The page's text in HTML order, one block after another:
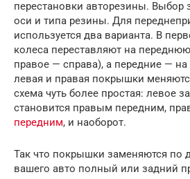
перестановки авторезины. Выбор
оси и типа резины. Для
используется два варианта. В
колеса переставляют на
правое — справа), а передние —
левая и правая покрышки
схема чуть более простая: левое
становится правым передним,
передним, и наоборот.
Так что покрышки заменяются по
вашего авто полный или задний